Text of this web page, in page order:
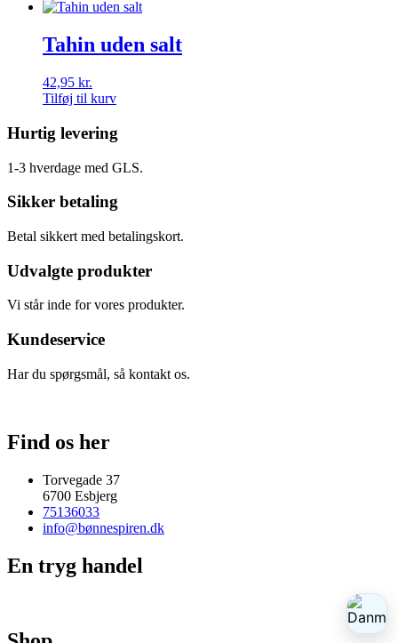
Tahin uden salt
42,95 kr.
Tilføj til kurv
Hurtig levering
1-3 hverdage med GLS.
Sikker betaling
Betal sikkert med betalingskort.
Udvalgte produkter
Vi står inde for vores produkter.
Kundeservice
Har du spørgsmål, så kontakt os.
Find os her
Torvegade 37
6700 Esbjerg
75136033
info@bønnespiren.dk
En tryg handel